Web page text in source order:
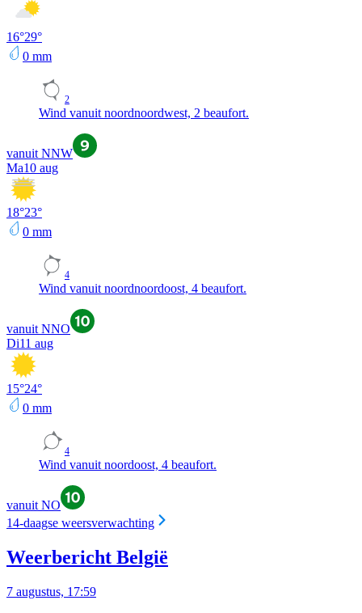
16°29°
0 mm
2
Wind vanuit noordnoordwest, 2 beaufort.
vanuit NNW
Ma10 aug
18°23°
0 mm
4
Wind vanuit noordnoordoost, 4 beaufort.
vanuit NNO
Di11 aug
15°24°
0 mm
4
Wind vanuit noordoost, 4 beaufort.
vanuit NO
14-daagse weersverwachting
Weerbericht België
7 augustus, 17:59